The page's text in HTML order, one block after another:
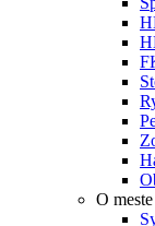
O meste